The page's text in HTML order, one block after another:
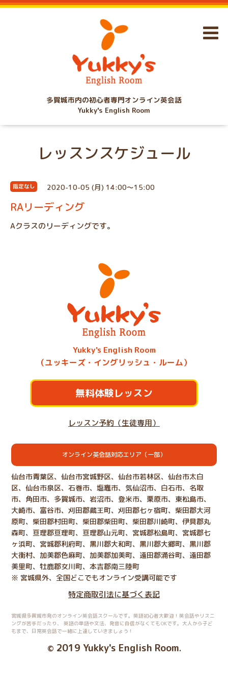
多賀城市内の初心者専門オンライン英会話
Yukky's English Room
レッスンスケジュール
指定なし 2020-10-05 (月) 14:00～15:00
RAリーディング
Aクラスのリーディングです。
Yukky's English Room
（ユッキーズ・イングリッシュ・ルーム）
無料体験レッスン
レッスン予約（生徒専用）
オンライン英会話対応エリア（一部）
仙台市青葉区、仙台市宮城野区、仙台市若林区、仙台市太白
区、仙台市泉区、石巻市、塩竈市、気仙沼市、白石市、名取
市、角田市、多賀城市、岩沼市、登米市、栗原市、東松島市、
大崎市、富谷市、刈田郡蔵王町、刈田郡七ヶ宿町、柴田郡大河
原町、柴田郡村田町、柴田郡柴田町、柴田郡川崎町、伊具郡丸
森町、亘理郡亘理町、亘理郡山元町、宮城郡松島町、宮城郡七
ヶ浜町、宮城郡利府町、黒川郡大和町、黒川郡大郷町、黒川郡
大衡村、加美郡色麻町、加美郡加美町、遠田郡涌谷町、遠田郡
美里町、牡鹿郡女川町、本吉郡南三陸町
※ 宮城県外、全国どこでもオンライン受講可能です
特定商取引法に基づく表記
宮城県多賀城市発のオンライン英会話スクールです。英語初心者大歓迎！英会話やリスニ
ングが苦手だったり、
英語の単語や文法、発音に自信がなくてもOKです。大人から子ど
もまで、日常英会話で一緒に上達していきましょう！
© 2019 Yukky's English Room.